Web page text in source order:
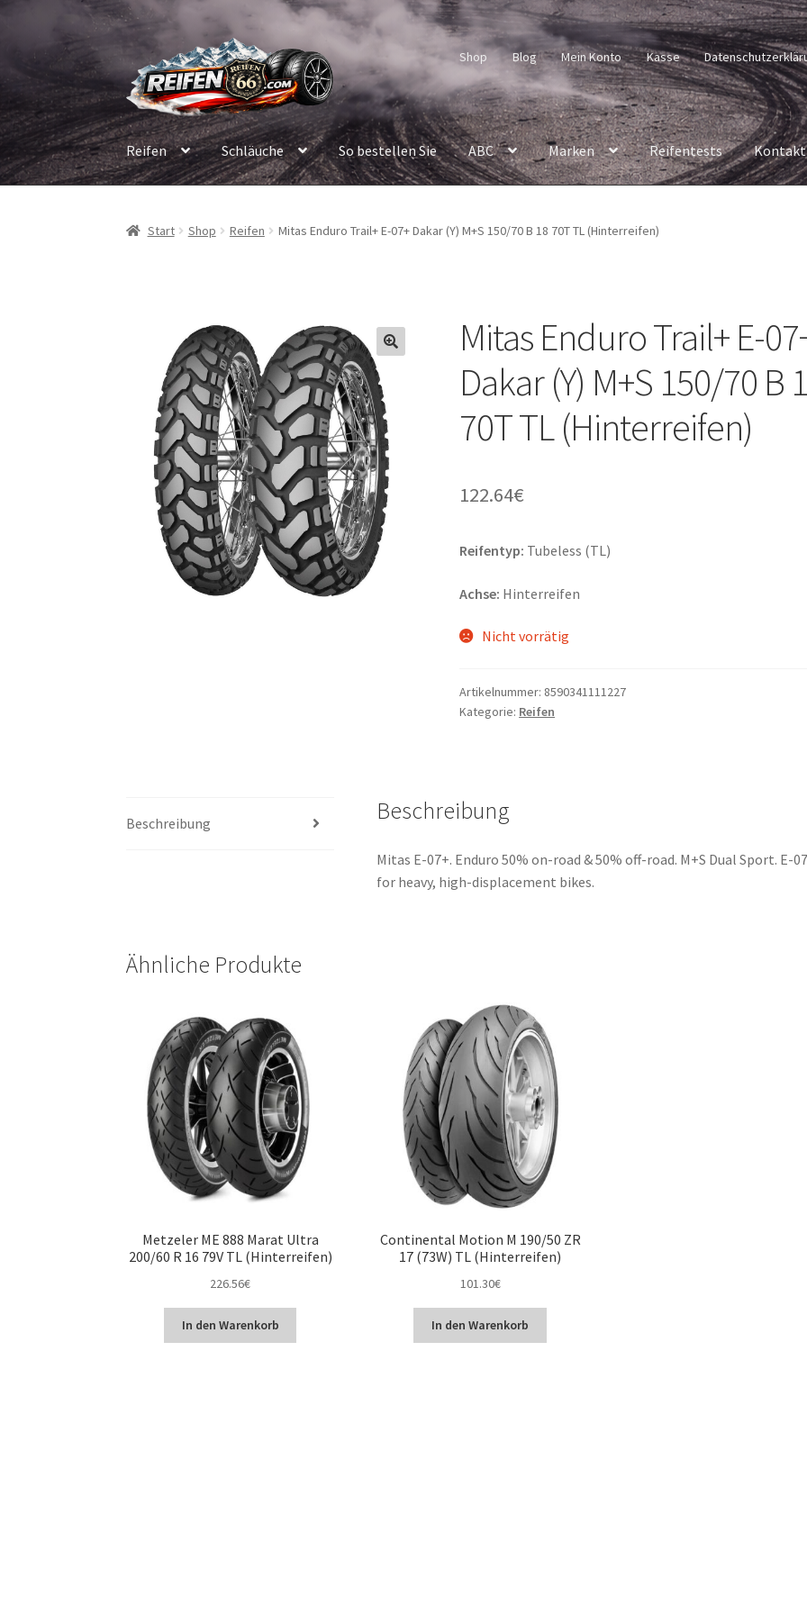
Navigation
springen
Inhalt
springen
Shop Blog Mein Konto Kasse
Reifen Schläuche So bestellen Sie ABC Marken Reifentests Kontakt
Start Shop Reifen Mitas Enduro Trail+ E-07+ Dakar (Y) M+S 150/70 B 18 70T TL (Hinterreifen)
Mitas Enduro Trail+ E-
Dakar (Y) M+S 150/70 B
70T TL (Hinterreifen)
122.64€
Reifentyp: Tubeless (TL)
Achse: Hinterreifen
Nicht vorrätig
Artikelnummer: 8590341111227
Kategorie: Reifen
Beschreibung Beschreibung
Mitas E-07+. Enduro 50% on-road & 50% off-road. M+S Dual Sport. E-
for heavy, high-displacement bikes.
Ähnliche Produkte
Metzeler ME 888 Marat Ultra
200/60 R 16 79V TL (Hinterreifen)
226.56€
In den Warenkorb
Continental Motion M 190/50 ZR
17 (73W) TL (Hinterreifen)
101.30€
In den Warenkorb